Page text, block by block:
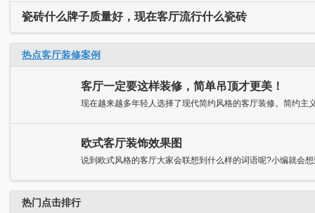
瓷砖什么牌子质量好，现在客厅流行什么瓷砖
热点客厅装修案例
客厅一定要这样装修，简单吊顶才更美！
现在越来越多年轻人选择了现代简约风格的客厅装修。简约主
欧式客厅装饰效果图
说到欧式风格的客厅大家会联想到什么样的词语呢?小编就会
热门点击排行